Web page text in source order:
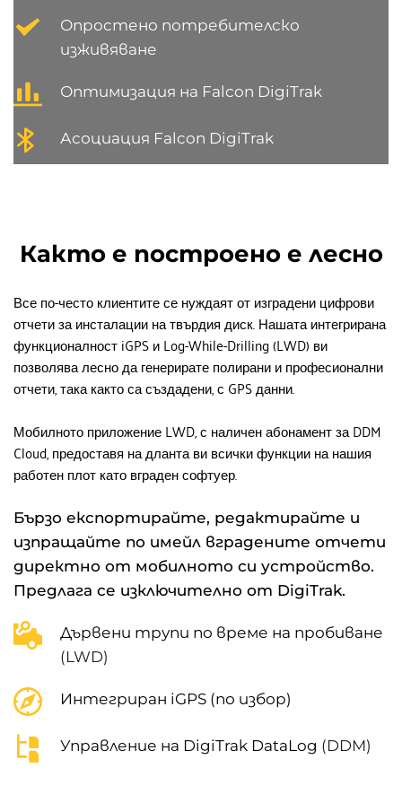
Опростено потребителско
изживяване
Оптимизация на Falcon DigiTrak
Асоциация Falcon DigiTrak
Както е построено е лесно
Все по-често клиентите се нуждаят от изградени цифрови
отчети за инсталации на твърдия диск. Нашата интегрирана
функционалност iGPS и Log-While-Drilling (LWD) ви
позволява лесно да генерирате полирани и професионални
отчети, така както са създадени, с GPS данни.
Мобилното приложение LWD, с наличен абонамент за DDM
Cloud, предоставя на дланта ви всички функции на нашия
работен плот като вграден софтуер.
Бързо експортирайте, редактирайте и
изпращайте по имейл вградените отчети
директно от мобилното си устройство.
Предлага се изключително от DigiTrak.
Дървени трупи по време на пробиване
(LWD)
Интегриран iGPS (по избор)
Управление на DigiTrak DataLog (DDM)